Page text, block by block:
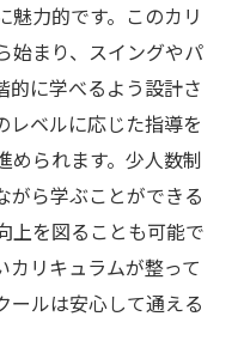
魅力的です。このカリ
始まり、スイングやパ
的に学べるよう設計さ
レベルに応じた指導を
められます。少人数制
がら学ぶことができる
上を図ることも可能で
カリキュラムが整って
ールは安心して通える